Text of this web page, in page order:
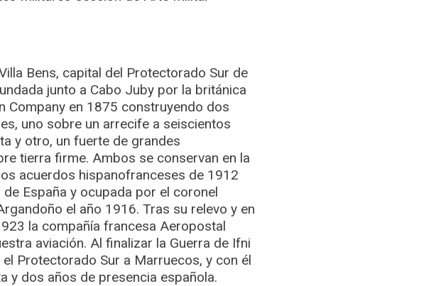
Bens, capital del Protectorado Sur de
junto a Cabo Juby por la británica
Company en 1875 construyendo dos
uno sobre un arrecife a seiscientos
y otro, un fuerte de grandes
tierra firme. Ambos se conservan en la
acuerdos hispanofranceses de 1912
España y ocupada por el coronel
el año 1916. Tras su relevo y en
la compañía francesa Aeropostal
aviación. Al finalizar la Guerra de Ifni
Protectorado Sur a Marruecos, y con él
y dos años de presencia española.